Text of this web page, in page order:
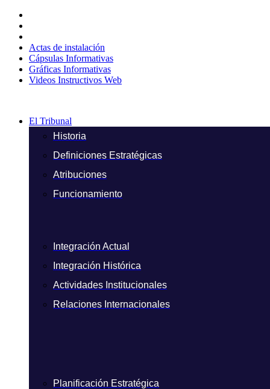
contenido
Actas de instalación
Cápsulas Informativas
Gráficas Informativas
Videos Instructivos Web
El Tribunal
Historia
Definiciones Estratégicas
Atribuciones
Funcionamiento
Integración Actual
Integración Histórica
Actividades Institucionales
Relaciones Internacionales
Planificación Estratégica